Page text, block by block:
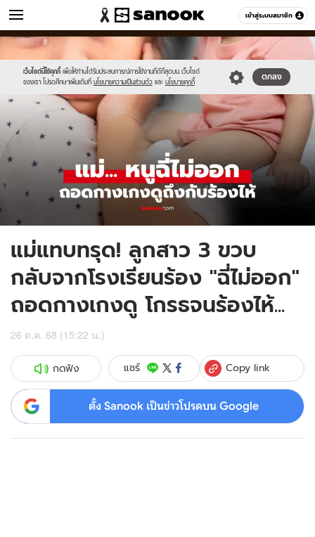
เข้าสู่ระบบสมาชิก
ข่าว หมวดอื่นๆ
เว็บไซต์นี้ใช้คุกกี้ เพื่อให้ท่านได้รับประสบการณ์การใช้งานที่ดีที่สุดบน เว็บไซต์
ของเรา โปรดศึกษาเพิ่มเติมที่ นโยบายความเป็นส่วนตัว และ นโยบายคุกกี้
ตกลง
Sanook
//s.isanook.com/sr/0/images/logo-
new-
sanook.png
600
60
//s.isanook.com/ns/0/ud/1908/9544306/newnewnewnewnewnewnew-
thumbna.jpg
แม่แทบทรุด! ลูกสาว 3 ขวบ
กลับจากโรงเรียนร้อง "ฉี่ไม่ออก"
ถอดกางเกงดู โกรธจนร้องไห้...
26 ต.ค. 68 (15:22 น.)
กดฟัง แชร์ Copy link
ตั้ง Sanook เป็นข่าวโปรดบน Google